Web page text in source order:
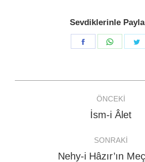
Sevdiklerinle
Share
Share
navigation
ÖNCEKI
Previous
İsm-i Âlet
SONRAKI
Next
Nehy-i Hâzır’ın